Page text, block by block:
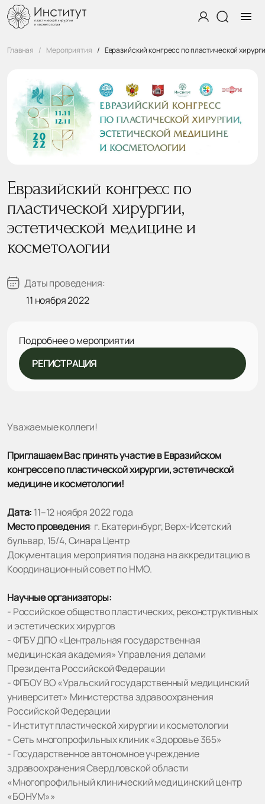
Главная Мероприятия Евразийский конгресс по пластической
Евразийский конгресс по
пластической хирургии,
эстетической медицине и
косметологии
Даты проведения:
11 ноября 2022
Подробнее о мероприятии
РЕГИСТРАЦИЯ
Уважаемые коллеги!
Приглашаем Вас принять участие в Евразийском
конгрессе по пластической хирургии, эстетической
медицине и косметологии!
Дата: 11–12 ноября 2022 года
Место проведения: г. Екатеринбург, Верх-Исетский
бульвар, 15/4, Синара Центр
Документация мероприятия подана на аккредитацию в
Координационный совет по НМО.
Научные организаторы:
- Российское общество пластических, реконструктивных
и эстетических хирургов
- ФГБУ ДПО «Центральная государственная
медицинская академия» Управления делами
Президента Российской Федерации
- ФГБОУ ВО «Уральский государственный медицинский
университет» Министерства здравоохранения
Российской Федерации
- Институт пластической хирургии и косметологии
- Сеть многопрофильных клиник «Здоровье 365»
- Государственное автономное учреждение
здравоохранения Свердловской области
«Многопрофильный клинический медицинский центр
«БОНУМ»»